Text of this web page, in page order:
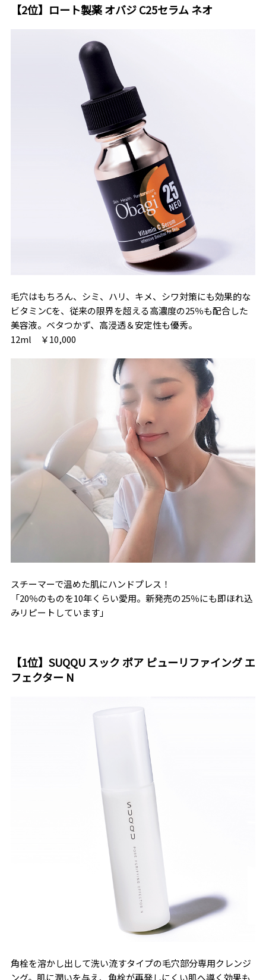
【2位】ロート製薬 オバジ C25セラム ネオ
毛穴はもちろん、シミ、ハリ、キメ、シワ対策にも効果的な
ビタミンCを、従来の限界を超える高濃度の25％も配合した
美容液。ベタつかず、高浸透＆安定性も優秀。
12ml ￥10,000
スチーマーで温めた肌にハンドプレス！
「20％のものを10年くらい愛用。新発売の25％にも即ほれ込
みリピートしています」
【1位】SUQQU スック ポア ピューリファイング エ
フェクター N
角栓を溶かし出して洗い流すタイプの毛穴部分専用クレンジ